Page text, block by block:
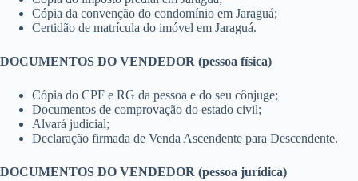
Cópia da convenção do condomínio em Jaraguá;
Certidão de matrícula do imóvel em Jaraguá.
DOCUMENTOS DO VENDEDOR (pessoa física)
Cópia do CPF e RG da pessoa e do seu cônjuge;
Documentos de comprovação do estado civil;
Alvará judicial;
Declaração firmada de Venda Ascendente para Descendente.
DOCUMENTOS DO VENDEDOR (pessoa jurídica)